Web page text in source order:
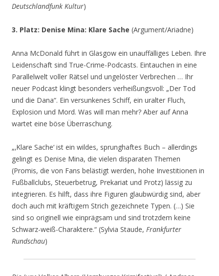
Deutschlandfunk Kultur)
3. Platz: Denise Mina: Klare Sache (Argument/Ariadne)
Anna McDonald führt in Glasgow ein unauffälliges Leben. Ihre
Leidenschaft sind True-Crime-Podcasts. Eintauchen in eine
Parallelwelt voller Rätsel und ungelöster Verbrechen … Ihr
neuer Podcast klingt besonders verheißungsvoll: „Der Tod
und die Dana“. Ein versunkenes Schiff, ein uralter Fluch,
Explosion und Mord. Was will man mehr? Aber auf Anna
wartet eine böse Überraschung.
„‚Klare Sache‘ ist ein wildes, sprunghaftes Buch – allerdings
gelingt es Denise Mina, die vielen disparaten Themen
(Promis, die von Fans belästigt werden, hohe Investitionen in
Fußballclubs, Steuerbetrug, Prekariat und Protz) lässig zu
integrieren. Es hilft, dass ihre Figuren glaubwürdig sind, aber
doch auch mit kräftigem Strich gezeichnete Typen. (…) Sie
sind so originell wie einprägsam und sind trotzdem keine
Schwarz-weiß-Charaktere.“ (Sylvia Staude, Frankfurter
Rundschau)